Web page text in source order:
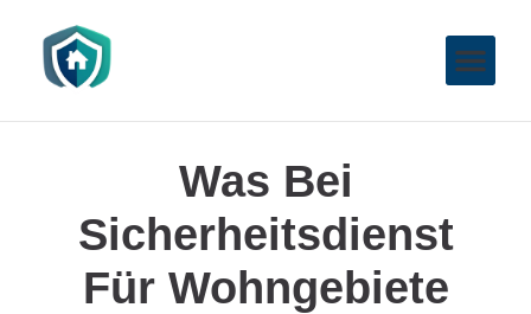
Was Bei
Sicherheitsdienst
Für Wohngebiete